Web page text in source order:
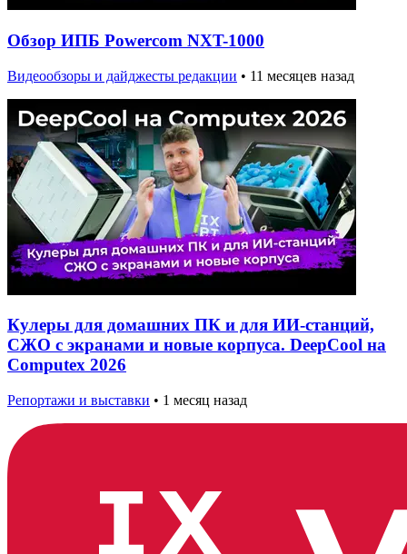
Обзор ИПБ Powercom NXT-1000
Видеообзоры и дайджесты редакции • 11 месяцев назад
Кулеры для домашних ПК и для ИИ-станций,
СЖО с экранами и новые корпуса. DeepCool на
Computex 2026
Репортажи и выставки • 1 месяц назад